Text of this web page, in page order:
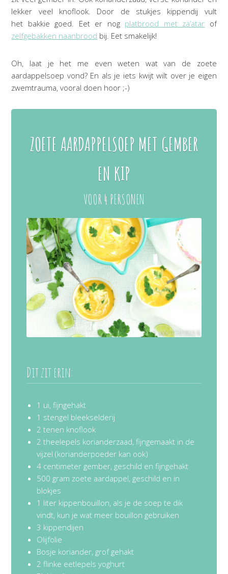
lekker veel knoflook. Door de stukjes kippendij vult
het bakkie goed. Eet er nog platbrood met za’atar of
zelfgebakken naanbrood bij. Eet smakelijk!
Oh, laat je het me even weten wat van de zoete
aardappelsoep vond? En als je iets kwijt wilt over je eigen
zwemtrauma, vooral doen hoor ;-)
ZOETE AARDAPPELSOEP MET GEMBER
EN KIP
VOOR 4 PERSONEN
Dit zit erin:
1 ui, fijngehakt
1 stengel bleekselderij
2 tenen knoflook
2 theelepels korianderzaad, fijngemaakt in de
vijzel (korianderpoeder kan ook)
4 centimeter gember, geschild en fijngehakt
500 gram zoete aardappel, geschild en in
blokjes
1 liter kippenbouillon, als je de soep te dik
vindt, kun je wat meer bouillon gebruiken
3 kippendijen
Olijfolie
Bosje koriander, grof gehakt
2 flinke eetlepels yoghurt